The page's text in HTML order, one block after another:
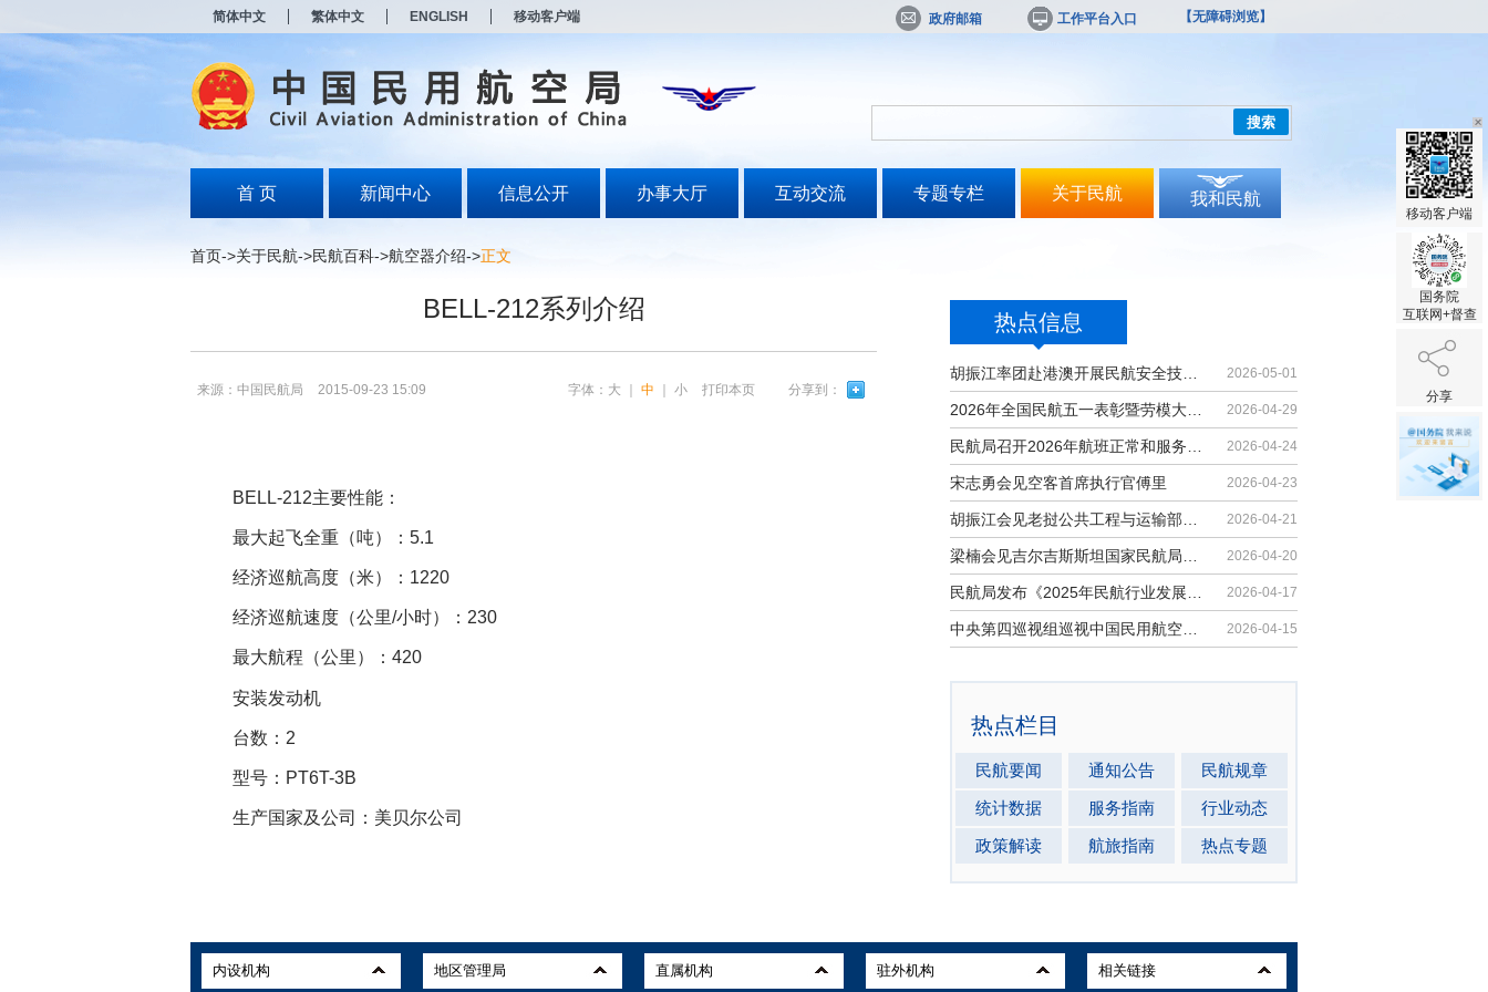
简体中文 繁体中文 ENGLISH 移动客户端 政府邮箱 工作平台入口 【无障碍浏览】
搜索
首 页 新闻中心 信息公开 办事大厅 互动交流 专题专栏 关于民航 我和民航
首页->关于民航->民航百科->航空器介绍->正文
热点信息
2026-05-01
2026-04-29
2026-04-24
宋志勇会见空客首席执行官傅里 2026-04-23
2026-04-21
2026-04-20
2026-04-17
2026-04-15
热点栏目
民航要闻 通知公告
民航规章
统计数据
服务指南
行业动态
政策解读
航旅指南 热点专题
BELL-212系列介绍
来源：中国民航局 2015-09-23 15:09 字体： 大 中 小 打印本页 分享到：
BELL-212主要性能：
最大起飞全重（吨）：5.1
经济巡航高度（米）：1220
经济巡航速度（公里/小时）：230
最大航程（公里）：420
安装发动机
台数：2
型号：PT6T-3B
生产国家及公司：美贝尔公司
移动客户端
国务院
互联网+督查
分享
打
无
障